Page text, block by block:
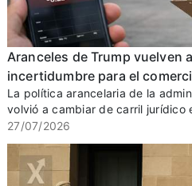
Aranceles de Trump vuelven
incertidumbre para el
La política arancelaria de la
volvió a cambiar de carril jurídico
27/07/2026